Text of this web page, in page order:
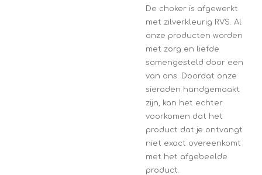
De choker is afgewerkt
met zilverkleurig RVS. Al
onze producten worden
met zorg en liefde
samengesteld door een
van ons. Doordat onze
sieraden handgemaakt
zijn, kan het echter
voorkomen dat het
product dat je ontvangt
niet exact overeenkomt
met het afgebeelde
product.